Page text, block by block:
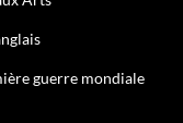
guerre mondiale